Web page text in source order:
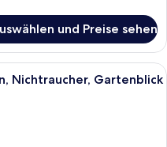
und Preise sehen
Doppelzimmer mit zwei Betten,
Nichtraucher, Gartenblick